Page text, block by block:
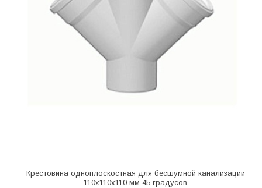
Крестовина одноплоскостная для бесшумной канализации
110х110х110 мм 45 градусов